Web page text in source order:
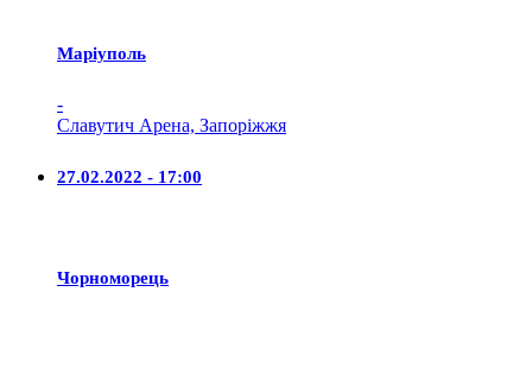
Маріуполь
-
Славутич Арена, Запоріжжя
27.02.2022 - 17:00
Чорноморець